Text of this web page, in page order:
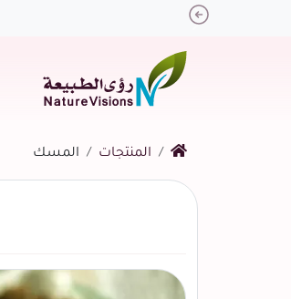
Previous
المنتجات المسك